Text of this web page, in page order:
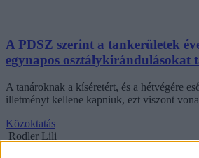
A PDSZ szerint a tankerületek
egynapos osztálykirándulásokat
A tanároknak a kíséretért, és a hétvégére
illetményt kellene kapniuk, ezt viszont
Közoktatás
Rodler Lili